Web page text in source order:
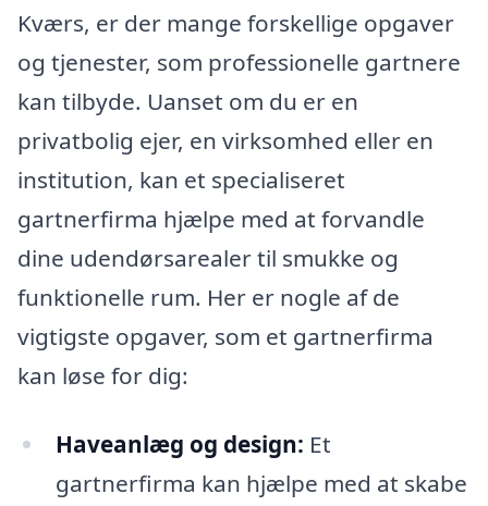
Kværs, er der mange forskellige opgaver
og tjenester, som professionelle gartnere
kan tilbyde. Uanset om du er en
privatbolig ejer, en virksomhed eller en
institution, kan et specialiseret
gartnerfirma hjælpe med at forvandle
dine udendørsarealer til smukke og
funktionelle rum. Her er nogle af de
vigtigste opgaver, som et gartnerfirma
kan løse for dig:
Haveanlæg og design: Et
gartnerfirma kan hjælpe med at skabe